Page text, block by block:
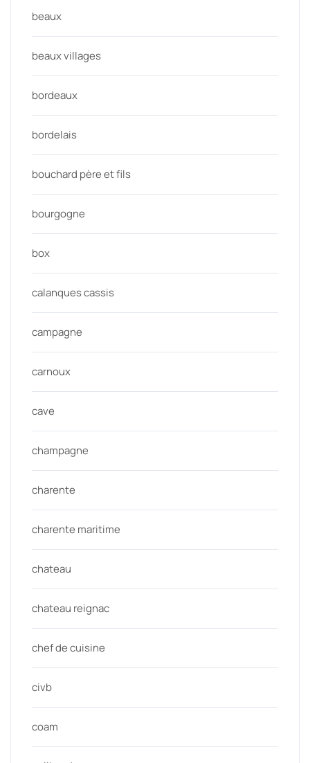
beaux
beaux villages
bordeaux
bordelais
bouchard père et fils
bourgogne
box
calanques cassis
campagne
carnoux
cave
champagne
charente
charente maritime
chateau
chateau reignac
chef de cuisine
civb
coam